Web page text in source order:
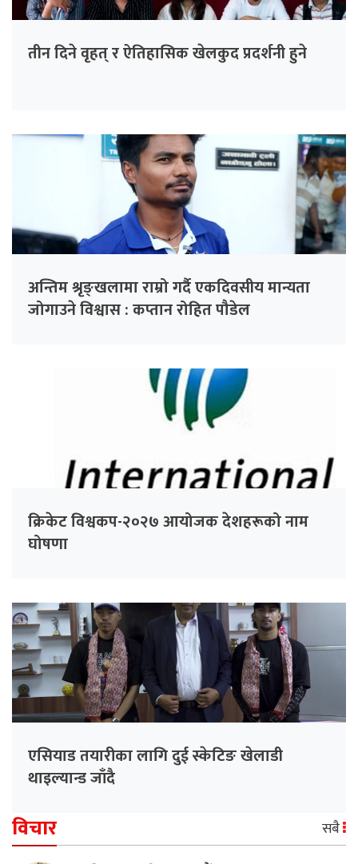
तीन दिने वृहत् र ऐतिहासिक खेलकुद प्रदर्शनी हुने
अन्तिम श्रृङ्खलामा राम्रो गर्दै एकदिवसीय मान्यता
जोगाउने विश्वास : कप्तान रोहित पौडेल
क्रिकेट विश्वकप-२०२७ आयोजक देशहरूको नाम
घोषणा
एसियाड तयारीका लागि दुई स्केटिङ खेलाडी
थाइल्यान्ड जाँदै
विचार सबै